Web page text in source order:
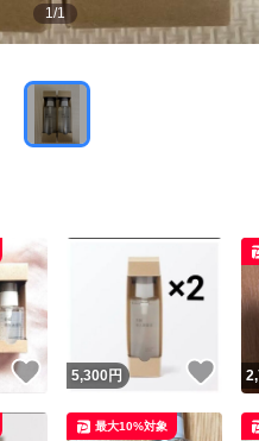
1/1
いいね！
5,300 円 い
最大10%対象